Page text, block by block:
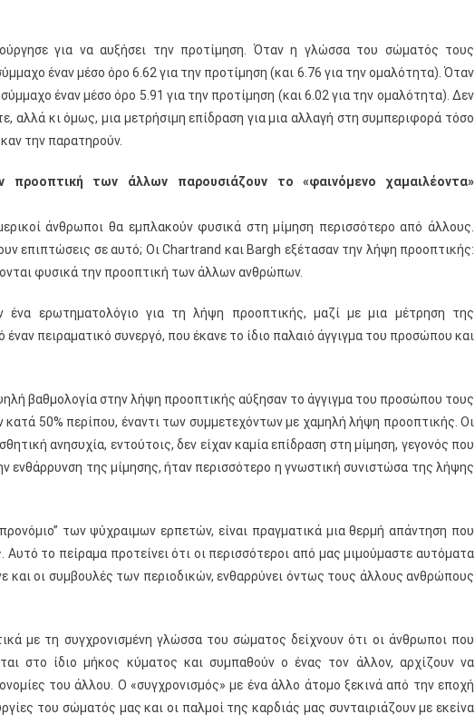
για να αυξήσει την προτίμηση. Όταν η γλώσσα του σώματός τους
έναν μέσο όρο 6.62 για την προτίμηση (και 6.76 για την ομαλότητα). Όταν
έναν μέσο όρο 5.91 για την προτίμηση (και 6.02 για την ομαλότητα). Δεν
αλλά κι όμως, μια μετρήσιμη επίδραση για μια αλλαγή στη συμπεριφορά τόσο
την παρατηρούν.
προοπτική των άλλων παρουσιάζουν το «φαινόμενο χαμαιλέοντα»
άνθρωποι θα εμπλακούν φυσικά στη μίμηση περισσότερο από άλλους.
επιπτώσεις σε αυτό; Οι Chartrand και Bargh εξέτασαν την λήψη προοπτικής:
φυσικά την προοπτική των άλλων ανθρώπων.
ένα ερωτηματολόγιο για τη λήψη προοπτικής, μαζί με μια μέτρηση της
πειραματικό συνεργό, που έκανε το ίδιο παλαιό άγγιγμα του προσώπου και
βαθμολογία στην λήψη προοπτικής αύξησαν το άγγιγμα του προσώπου τους
50% περίπου, έναντι των συμμετεχόντων με χαμηλή λήψη προοπτικής. Οι
ανησυχία, εντούτοις, δεν είχαν καμία επίδραση στη μίμηση, γεγονός που
ενθάρρυνση της μίμησης, ήταν περισσότερο η γνωστική συνιστώσα της λήψης
των ψύχραιμων ερπετών, είναι πραγματικά μια θερμή απάντηση που
Αυτό το πείραμα προτείνει ότι οι περισσότεροι από μας μιμούμαστε αυτόματα
και οι συμβουλές των περιοδικών, ενθαρρύνει όντως τους άλλους ανθρώπους
με τη συγχρονισμένη γλώσσα του σώματος δείχνουν ότι οι άνθρωποι που
στο ίδιο μήκος κύματος και συμπαθούν ο ένας τον άλλον, αρχίζουν να
του άλλου. Ο «συγχρονισμός» με ένα άλλο άτομο ξεκινά από την εποχή
του σώματός μας και οι παλμοί της καρδιάς μας συνταιριάζουν με εκείνα